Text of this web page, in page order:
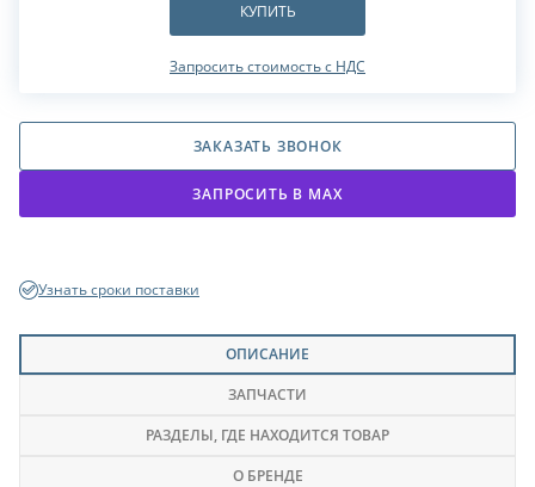
КУПИТЬ
Запросить стоимость с НДС
ЗАКАЗАТЬ ЗВОНОК
ЗАПРОСИТЬ В МАХ
Узнать сроки поставки
ОПИСАНИЕ
ЗАПЧАСТИ
РАЗДЕЛЫ, ГДЕ НАХОДИТСЯ ТОВАР
О БРЕНДЕ